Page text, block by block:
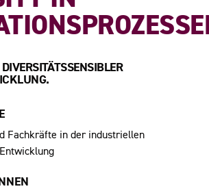
Fachkräfte in der industriellen